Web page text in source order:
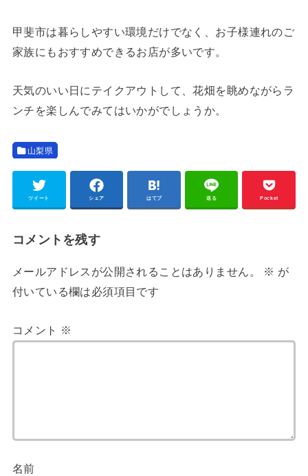
甲斐市は暮らしやすい環境だけでなく、お子様連れのご
家族にもおすすめできるお店が多いです。
天気のいい日にテイクアウトして、花畑を眺めながらラ
ンチを楽しんでみてはいかがでしょうか。
山梨県
ツイート シェア はてブ 送る Pocket
コメントを残す
メールアドレスが公開されることはありません。 ※ が
付いている欄は必須項目です
コメント ※
名前